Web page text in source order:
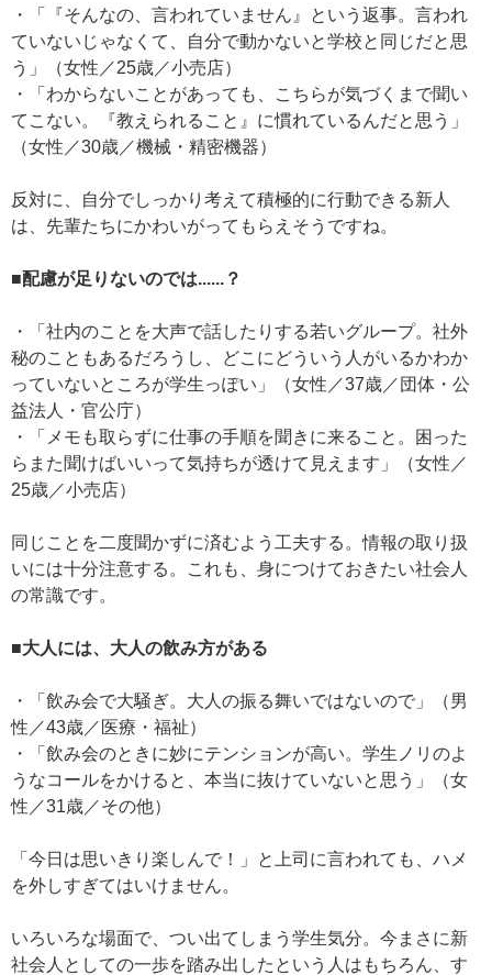
・「『そんなの、言われていません』という返事。言われ
ていないじゃなくて、自分で動かないと学校と同じだと思
う」（女性／25歳／小売店）
・「わからないことがあっても、こちらが気づくまで聞い
てこない。『教えられること』に慣れているんだと思う」
（女性／30歳／機械・精密機器）
反対に、自分でしっかり考えて積極的に行動できる新人
は、先輩たちにかわいがってもらえそうですね。
■配慮が足りないのでは......？
・「社内のことを大声で話したりする若いグループ。社外
秘のこともあるだろうし、どこにどういう人がいるかわか
っていないところが学生っぽい」（女性／37歳／団体・公
益法人・官公庁）
・「メモも取らずに仕事の手順を聞きに来ること。困った
らまた聞けばいいって気持ちが透けて見えます」（女性／
25歳／小売店）
同じことを二度聞かずに済むよう工夫する。情報の取り扱
いには十分注意する。これも、身につけておきたい社会人
の常識です。
■大人には、大人の飲み方がある
・「飲み会で大騒ぎ。大人の振る舞いではないので」（男
性／43歳／医療・福祉）
・「飲み会のときに妙にテンションが高い。学生ノリのよ
うなコールをかけると、本当に抜けていないと思う」（女
性／31歳／その他）
「今日は思いきり楽しんで！」と上司に言われても、ハメ
を外しすぎてはいけません。
いろいろな場面で、つい出てしまう学生気分。今まさに新
社会人としての一歩を踏み出したという人はもちろん、す